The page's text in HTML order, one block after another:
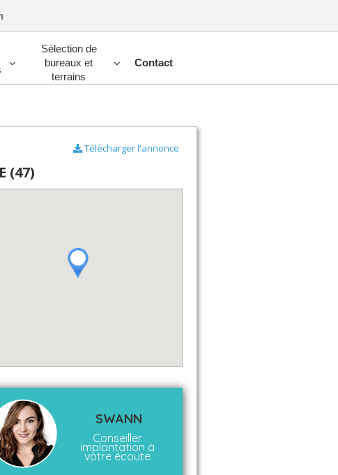
Sélection de
bureaux et
terrains
Contact
(47)
Télécharger l'annonce
SWANN
Conseiller
implantation à
votre écoute